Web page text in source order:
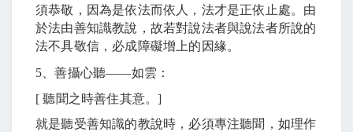
須恭敬，因為是依法而依人，法才是正依止處。由
於法由善知識教說，故若對說法者與說法者所說的
法不具敬信，必成障礙增上的因緣。
5 、善攝心聽――如雲：
[聽聞之時善住其意。]
就是聽受善知識的教說時，必須專注聽聞，如理作